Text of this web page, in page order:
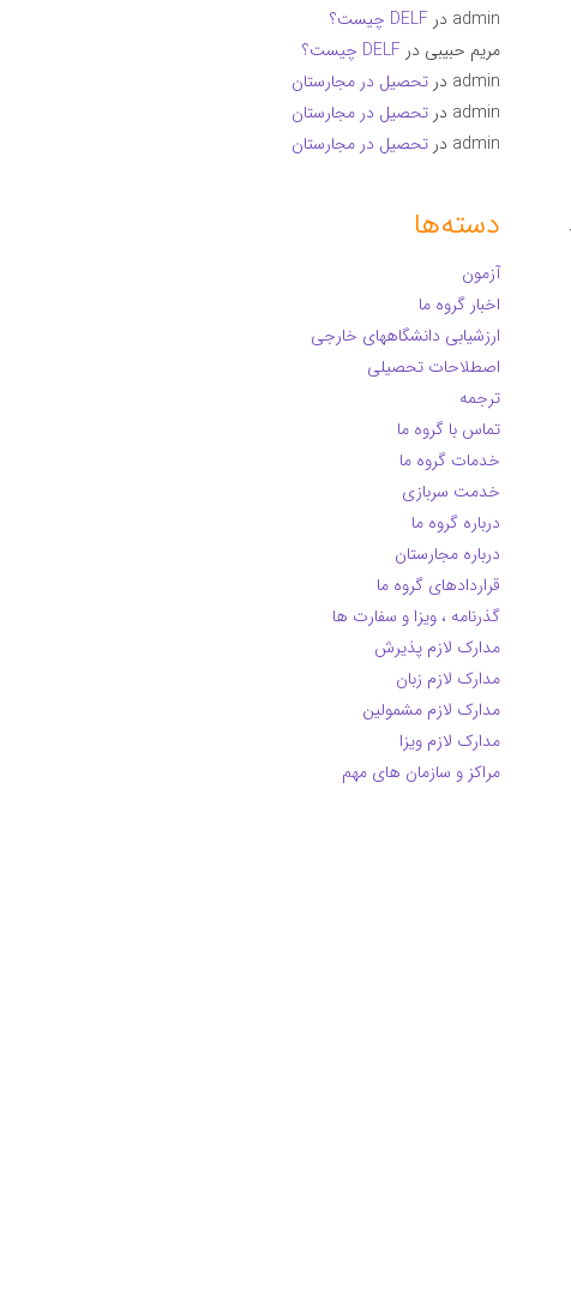
admin در DELF چیست؟
مریم حبیبی در DELF چیست؟
admin در تحصیل در مجارستان
admin در تحصیل در مجارستان
admin در تحصیل در مجارستان
دسته‌ها
آزمون
اخبار گروه ما
ارزشیابی دانشگاههای خارجی
اصطلاحات تحصیلی
ترجمه
تماس با گروه ما
خدمات گروه ما
خدمت سربازی
درباره گروه ما
درباره مجارستان
قراردادهای گروه ما
گذرنامه ، ویزا و سفارت ها
مدارک لازم پذیرش
مدارک لازم زبان
مدارک لازم مشمولین
مدارک لازم ویزا
مراکز و سازمان های مهم